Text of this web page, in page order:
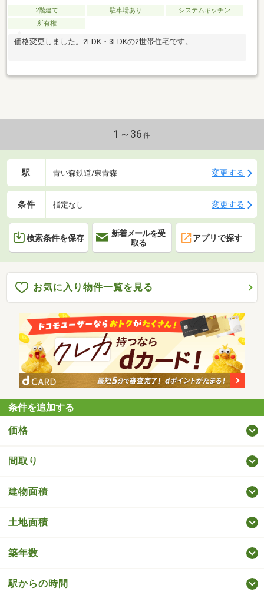
2階建て 駐車場あり
システムキッチン
所有権
価格変更しました。2LDK・3LDKの2世帯住宅です。
1～36 件
駅 青い森鉄道/東青森 変更する
条件 指定なし 変更する
検索条件を保存
新着メールを受
取る
アプリで探す
お気に入り物件一覧を見る
条件を追加する
価格
間取り
建物面積
土地面積
築年数
駅からの時間